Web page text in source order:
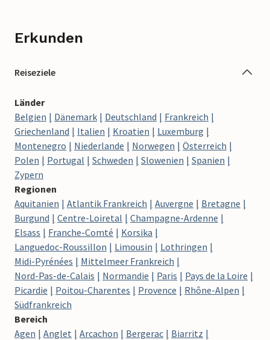
Erkunden
Reiseziele
Länder
Belgien
Dänemark Deutschland
Frankreich
Griechenland
Italien Kroatien
Luxemburg
Montenegro
Niederlande Norwegen
Österreich
Polen
Portugal Schweden Slowenien
Spanien
Zypern
Regionen
Aquitanien
Atlantik Frankreich Auvergne
Bretagne
Burgund
Centre-Loiretal
Champagne-Ardenne
Elsass
Franche-Comté
Korsika
Languedoc-Roussillon
Limousin
Lothringen
Midi-Pyrénées
Mittelmeer Frankreich
Nord-Pas-de-Calais
Normandie Paris
Pays de la Loire
Picardie
Poitou-Charentes Provence
Rhône-Alpen
Südfrankreich
Bereich
Agen
Anglet Arcachon Bergerac
Biarritz